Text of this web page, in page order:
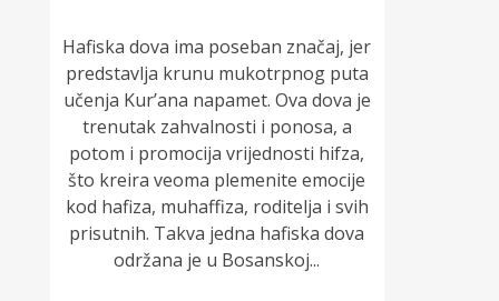
Hafiska dova ima poseban značaj, jer
predstavlja krunu mukotrpnog puta
učenja Kur’ana napamet. Ova dova je
trenutak zahvalnosti i ponosa, a
potom i promocija vrijednosti hifza,
što kreira veoma plemenite emocije
kod hafiza, muhaffiza, roditelja i svih
prisutnih. Takva jedna hafiska dova
održana je u Bosanskoj...